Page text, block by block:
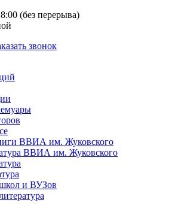
(без перерыва)
звонок
ВВИА им. Жуковского
ВВИА им. Жуковского
и ВУЗов